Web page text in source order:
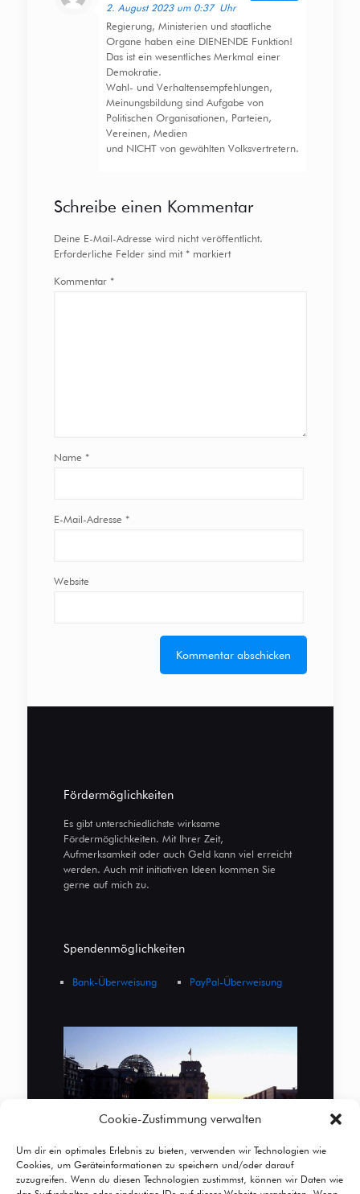
Cookie-Zustimmung verwalten
Um dir ein optimales Erlebnis zu bieten, verwenden wir Technologien wie
Cookies, um Geräteinformationen zu speichern und/oder darauf
zuzugreifen. Wenn du diesen Technologien zustimmst, können wir Daten wie
2. August 2023 um 0:37 Uhr
Regierung, Ministerien und staatliche
Organe haben eine DIENENDE Funktion!
Das ist ein wesentliches Merkmal einer
Demokratie.
Wahl- und Verhaltensempfehlungen,
Meinungsbildung sind Aufgabe von
Politischen Organisationen, Parteien,
Vereinen, Medien
und NICHT von gewählten Volksvertretern.
Schreibe einen Kommentar
Deine E-Mail-Adresse wird nicht veröffentlicht.
Erforderliche Felder sind mit *markiert
Kommentar *
Name *
E-Mail-Adresse *
Website
Fördermöglichkeiten
Es gibt unterschiedlichste wirksame
Fördermöglichkeiten. Mit Ihrer Zeit,
Aufmerksamkeit oder auch Geld kann viel erreicht
werden. Auch mit initiativen Ideen kommen Sie
gerne auf mich zu.
Spendenmöglichkeiten
Bank-Überweisung PayPal-Überweisung